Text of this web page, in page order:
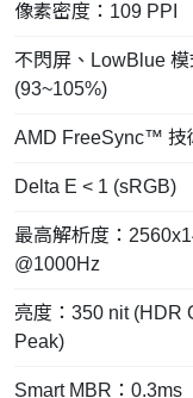
像素密度：109 PPI
不閃屏、LowBlue
(93~105%)
AMD FreeSync™ 技
Delta E < 1 (sRGB)
最高解析度：
@1000Hz
亮度：350 nit (HDR
Peak)
Smart MBR：0.3ms